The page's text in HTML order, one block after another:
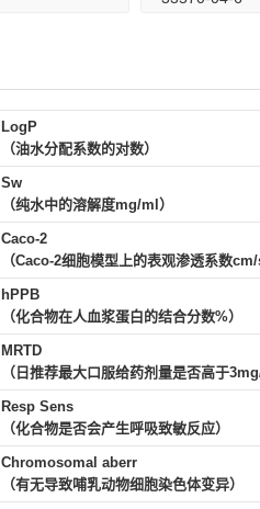
LogP
（油水分配系数的对数）
Sw
（纯水中的溶解度mg/ml）
Caco-2
（Caco-2细胞模型上的表观渗透系数cm/
hPPB
（化合物在人血浆蛋白的结合分数%）
MRTD
（日推荐最大口服给药剂量是否高于
Resp Sens
（化合物是否会产生呼吸致敏反应）
Chromosomal aberr
（有无导致哺乳动物细胞染色体变异）